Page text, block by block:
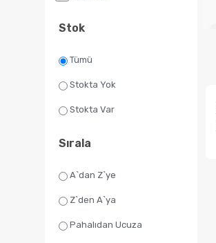
Stok
Tümü
Stokta Yok
Stokta Var
Sırala
A`dan Z`ye
Z`den A`ya
Pahalıdan Ucuza